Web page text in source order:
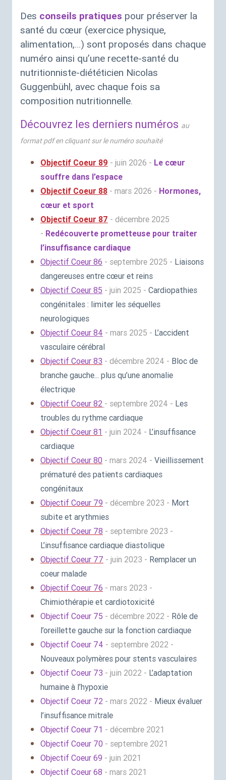
Des conseils pratiques pour préserver la
santé du cœur (exercice physique,
alimentation,…) sont proposés dans chaque
numéro ainsi qu’une recette-santé du
nutritionniste-diététicien Nicolas
Guggenbühl, avec chaque fois sa
composition nutritionnelle.
Découvrez les derniers numéros au
format pdf en cliquant sur le numéro souhaité
Objectif Coeur 89 - juin 2026 - Le cœur
souffre dans l’espace
Objectif Coeur 88 - mars 2026 - Hormones,
cœur et sport
Objectif Coeur 87 - décembre 2025
- Redécouverte prometteuse pour traiter
l’insuffisance cardiaque
Objectif Coeur 86 - septembre 2025 - Liaisons
dangereuses entre cœur et reins
Objectif Coeur 85 - juin 2025 - Cardiopathies
congénitales : limiter les séquelles
neurologiques
Objectif Coeur 84 - mars 2025 - L’accident
vasculaire cérébral
Objectif Coeur 83 - décembre 2024 - Bloc de
branche gauche... plus qu’une anomalie
électrique
Objectif Coeur 82 - septembre 2024 - Les
troubles du rythme cardiaque
Objectif Coeur 81 - juin 2024 - L’insuffisance
cardiaque
Objectif Coeur 80 - mars 2024 - Vieillissement
prématuré des patients cardiaques
congénitaux
Objectif Coeur 79 - décembre 2023 - Mort
subite et arythmies
Objectif Coeur 78 - septembre 2023 -
L’insuffisance cardiaque diastolique
Objectif Coeur 77 - juin 2023 - Remplacer un
coeur malade
Objectif Coeur 76 - mars 2023 -
Chimiothérapie et cardiotoxicité
Objectif Coeur 75 - décembre 2022 - Rôle de
l’oreillette gauche sur la fonction cardiaque
Objectif Coeur 74 - septembre 2022 -
Nouveaux polymères pour stents vasculaires
Objectif Coeur 73 - juin 2022 - L’adaptation
humaine à l’hypoxie
Objectif Coeur 72 - mars 2022 - Mieux évaluer
l’insuffisance mitrale
Objectif Coeur 71 - décembre 2021
Objectif Coeur 70 - septembre 2021
Objectif Coeur 69 - juin 2021
Objectif Coeur 68 - mars 2021